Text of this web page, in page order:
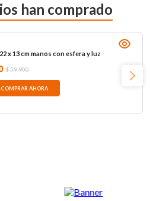
han comprado
x 13 cm manos con esfera y luz
$59.900
COMPRAR AHORA